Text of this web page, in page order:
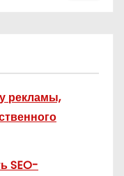
рекламы,
SEO-